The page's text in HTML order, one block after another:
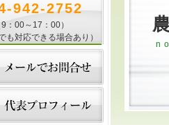
942-2752
9：00～17：00）
も対応できる場合あり）